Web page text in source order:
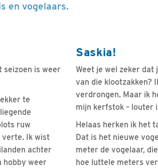
en vogelaars.
seizoen is weer
te
ruw
verte. Ik wist
achter
hobby weer
Saskia!
Weet je wel zeker
van die klootzakken?
verdrongen. Maar ik
mijn kerfstok – louter
Helaas herken ik het
Dat is het nieuwe
meter de vogelaar,
hoe luttele meters